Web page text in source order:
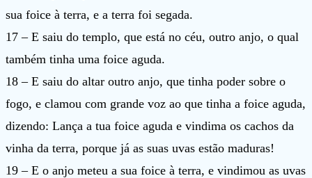
sua foice à terra, e a terra foi segada.
17 – E saiu do templo, que está no céu, outro anjo, o qual
também tinha uma foice aguda.
18 – E saiu do altar outro anjo, que tinha poder sobre o
fogo, e clamou com grande voz ao que tinha a foice aguda,
dizendo: Lança a tua foice aguda e vindima os cachos da
vinha da terra, porque já as suas uvas estão maduras!
19 – E o anjo meteu a sua foice à terra, e vindimou as uvas